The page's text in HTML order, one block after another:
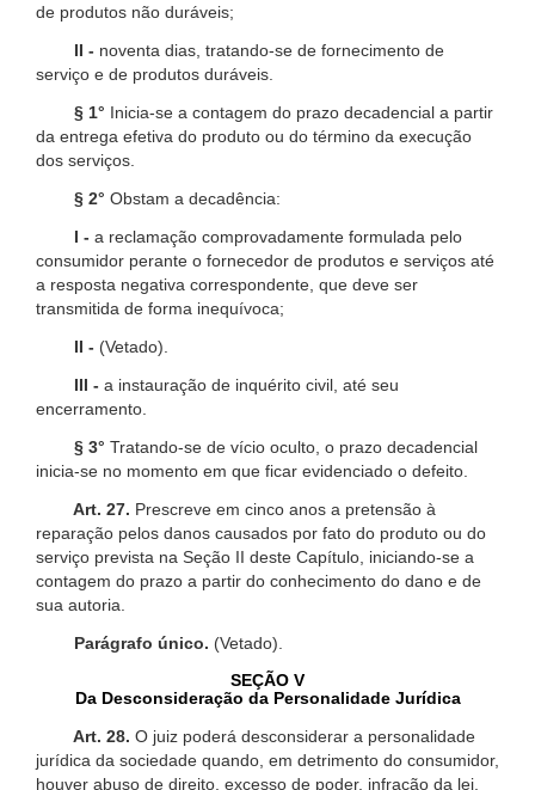
de produtos não duráveis;
II - noventa dias, tratando-se de fornecimento de
serviço e de produtos duráveis.
§ 1° Inicia-se a contagem do prazo decadencial a partir
da entrega efetiva do produto ou do término da execução
dos serviços.
§ 2° Obstam a decadência:
I - a reclamação comprovadamente formulada pelo
consumidor perante o fornecedor de produtos e serviços até
a resposta negativa correspondente, que deve ser
transmitida de forma inequívoca;
II - (Vetado).
III - a instauração de inquérito civil, até seu
encerramento.
§ 3° Tratando-se de vício oculto, o prazo decadencial
inicia-se no momento em que ficar evidenciado o defeito.
Art. 27. Prescreve em cinco anos a pretensão à
reparação pelos danos causados por fato do produto ou do
serviço prevista na Seção II deste Capítulo, iniciando-se a
contagem do prazo a partir do conhecimento do dano e de
sua autoria.
Parágrafo único. (Vetado).
SEÇÃO V
Da Desconsideração da Personalidade Jurídica
Art. 28. O juiz poderá desconsiderar a personalidade
jurídica da sociedade quando, em detrimento do consumidor,
houver abuso de direito, excesso de poder, infração da lei,